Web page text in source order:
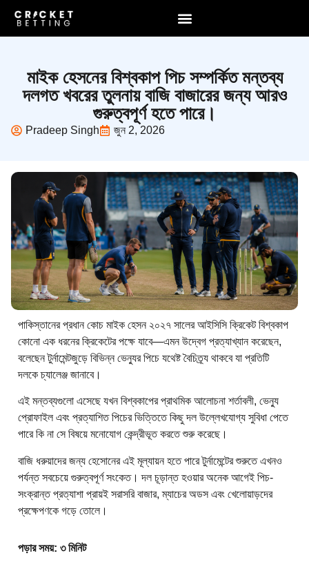
মাইক হেসনের বিশ্বকাপ পিচ সম্পর্কিত মন্তব্য
দলগত খবরের তুলনায় বাজি বাজারের জন্য আরও
গুরুত্বপূর্ণ হতে পারে।
Pradeep Singh জুন 2, 2026
পাকিস্তানের প্রধান কোচ মাইক হেসন ২০২৭ সালের আইসিসি ক্রিকেট বিশ্বকাপ
কোনো এক ধরনের ক্রিকেটের পক্ষে যাবে—এমন উদ্বেগ প্রত্যাখ্যান করেছেন,
বলেছেন টুর্নামেন্টজুড়ে বিভিন্ন ভেন্যুর পিচে যথেষ্ট বৈচিত্র্য থাকবে যা প্রতিটি
দলকে চ্যালেঞ্জ জানাবে।
এই মন্তব্যগুলো এসেছে যখন বিশ্বকাপের প্রাথমিক আলোচনা শর্তাবলী, ভেন্যু
প্রোফাইল এবং প্রত্যাশিত পিচের ভিত্তিতে কিছু দল উল্লেখযোগ্য সুবিধা পেতে
পারে কি না সে বিষয়ে মনোযোগ কেন্দ্রীভূত করতে শুরু করেছে।
বাজি ধরুয়াদের জন্য হেসোনের এই মূল্যায়ন হতে পারে টুর্নামেন্টের শুরুতে এখনও
পর্যন্ত সবচেয়ে গুরুত্বপূর্ণ সংকেত। দল চূড়ান্ত হওয়ার অনেক আগেই পিচ-
সংক্রান্ত প্রত্যাশা প্রায়ই সরাসরি বাজার, ম্যাচের অডস এবং খেলোয়াড়দের
প্রক্ষেপণকে গড়ে তোলে।
পড়ার সময়: ৩ মিনিট